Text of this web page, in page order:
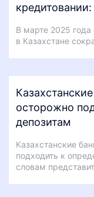
В марте 2025 года
в Казахстане
осторожно
депозитам
Казахстанские
подходить к
словам